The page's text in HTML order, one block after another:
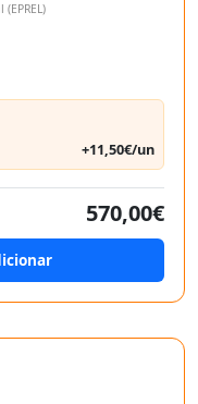
+11,50€/un
570,00€